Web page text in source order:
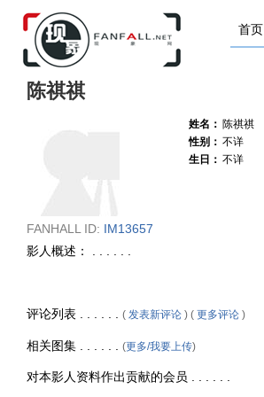
首页
陈祺祺
FANHALL ID: IM13657
姓名： 陈祺祺
性别： 不详
生日： 不详
影人概述： . . . . . .
评论列表 . . . . . . ( 发表新评论 ) ( 更多评论 )
相关图集 . . . . . . (更多/我要上传)
对本影人资料作出贡献的会员 . . . . . .